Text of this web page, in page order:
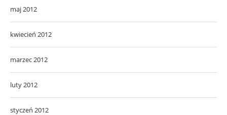
maj 2012
kwiecień 2012
marzec 2012
luty 2012
styczeń 2012